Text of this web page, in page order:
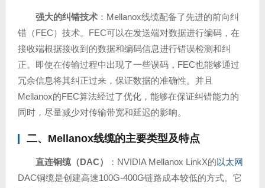
强大的纠错技术 ：Mellanox线缆配备了先进的前向纠
错（FEC）技术。FEC可以在发送端对数据进行编码，在
接收端根据接收到的数据和编码信息进行错误检测和纠
正。即使在传输过程中出现了一些误码，FEC也能够通过
冗余信息将其纠正过来，保证数据的准确性。并且
Mellanox的FEC算法经过了优化，能够在保证纠错能力的
同时，尽量减少对传输带宽和延迟的影响。
二、Mellanox线缆的主要类型及特点
直连铜缆（DAC） ：NVIDIA Mellanox LinkX的以太网
DAC铜缆是创建高速100G-400G链路成本较低的方式。它